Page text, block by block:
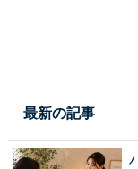
最新の記事